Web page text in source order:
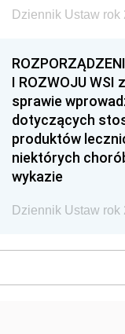
Dziennik Ustaw rok
I ROZWOJU WSI
sprawie
dotyczących
produktów
niektórych
wykazie
Dziennik Ustaw rok